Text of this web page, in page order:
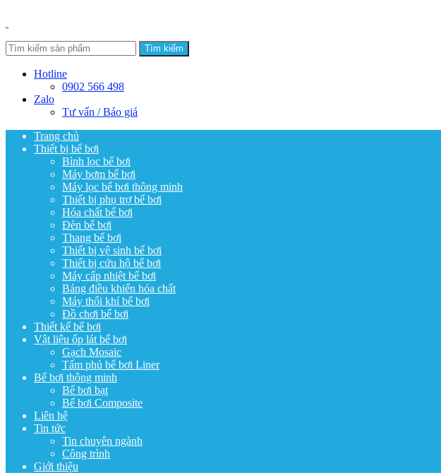
Tìm kiếm
Hotline
0902 566 498
Zalo
Tư vấn / Báo giá
Trang chủ
Thiết bị bể bơi
Bình lọc bể bơi
Máy bơm bể bơi
Máy lọc bể bơi thông minh
Thiết bị phụ trợ bể bơi
Hóa chất bể bơi
Đèn bể bơi
Thang bể bơi
Thiết bị vệ sinh bể bơi
Thiết bị cứu hộ bể bơi
Máy cấp nhiệt bể bơi
Bảng điều khiển hóa chất
Máy thổi khí bể bơi
Đồ chơi bể bơi
Thiết kế bể bơi
Vật liệu ốp lát bể bơi
Gạch Mosaic
Tấm phủ bể bơi Liner
Bể bơi thông minh
Bể bơi bạt
Bể bơi Composite
Liên hệ
Tin tức
Tin chuyên ngành
Công trình
Giới thiệu